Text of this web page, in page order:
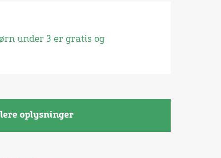
under 3 er gratis og
oplysninger